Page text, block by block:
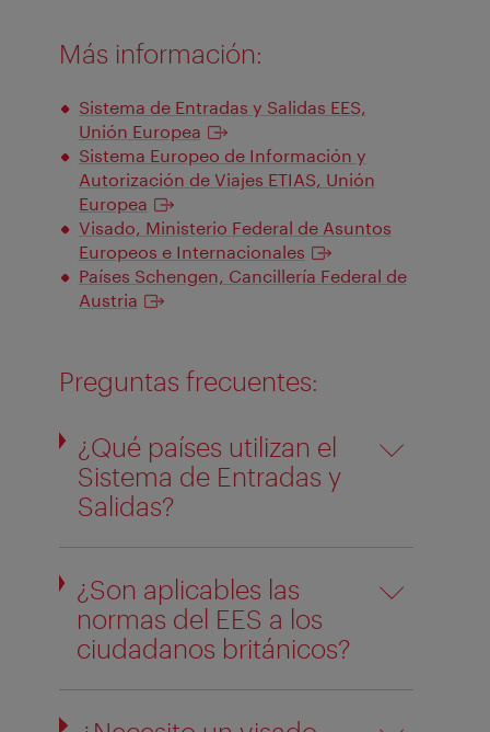
Más información:
Sistema de Entradas y Salidas EES,
Unión Europea
Sistema Europeo de Información y
Autorización de Viajes ETIAS, Unión
Europea
Visado, Ministerio Federal de Asuntos
Europeos e Internacionales
Países Schengen, Cancillería Federal de
Austria
Preguntas frecuentes:
¿Qué países utilizan el
Sistema de Entradas y
Salidas?
¿Son aplicables las
normas del EES a los
ciudadanos británicos?